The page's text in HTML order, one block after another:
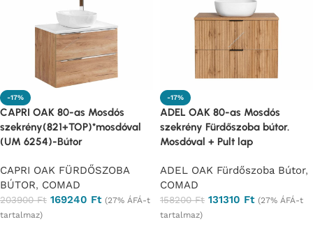
-17%
CAPRI OAK 80-as Mosdós
szekrény(821+TOP)*mosdóval
(UM 6254)-Bútor
CAPRI OAK FÜRDŐSZOBA
BÚTOR, COMAD
203900Ft 169240 Ft (27% ÁFÁ-t
tartalmaz)
-17%
ADEL OAK 80-as Mosdós
szekrény Fürdőszoba bútor.
Mosdóval + Pult lap
ADEL OAK Fürdőszoba Bútor,
COMAD
158200Ft 131310 Ft (27% ÁFÁ-t
tartalmaz)